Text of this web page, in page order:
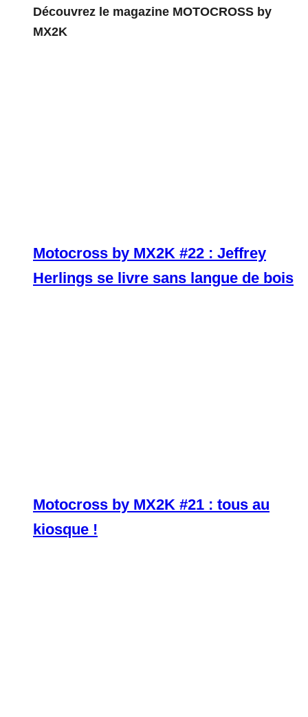
Découvrez le magazine MOTOCROSS by
MX2K
Motocross by MX2K #22 : Jeffrey
Herlings se livre sans langue de bois
Motocross by MX2K #21 : tous au
kiosque !